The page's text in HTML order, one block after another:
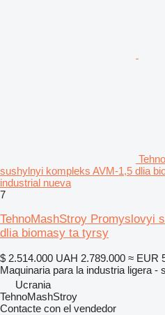
sushylnyi kompleks AVM-1,5 dlia
industrial nueva
7
TehnoMashStroy Promyslovyi
dlia biomasy ta tyrsy
$ 2.514.000 UAH 2.789.000 ≈ EUR
Maquinaria para la industria ligera -
Ucrania
TehnoMashStroy
Contacte con el vendedor